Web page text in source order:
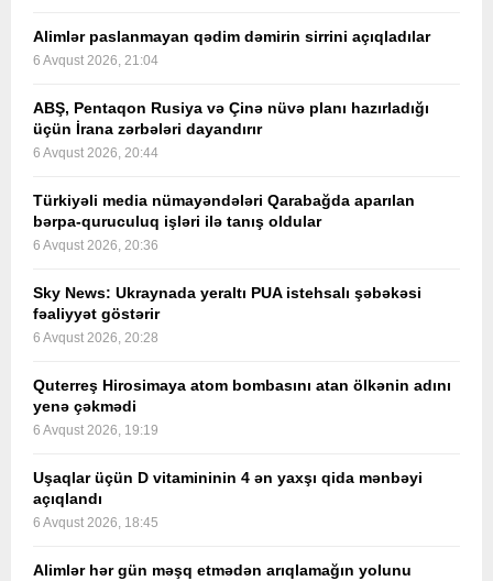
Alimlər paslanmayan qədim dəmirin sirrini açıqladılar
6 Avqust 2026, 21:04
ABŞ, Pentaqon Rusiya və Çinə nüvə planı hazırladığı
üçün İrana zərbələri dayandırır
6 Avqust 2026, 20:44
Türkiyəli media nümayəndələri Qarabağda aparılan
bərpa-quruculuq işləri ilə tanış oldular
6 Avqust 2026, 20:36
Sky News: Ukraynada yeraltı PUA istehsalı şəbəkəsi
fəaliyyət göstərir
6 Avqust 2026, 20:28
Quterreş Hirosimaya atom bombasını atan ölkənin adını
yenə çəkmədi
6 Avqust 2026, 19:19
Uşaqlar üçün D vitamininin 4 ən yaxşı qida mənbəyi
açıqlandı
6 Avqust 2026, 18:45
Alimlər hər gün məşq etmədən arıqlamağın yolunu